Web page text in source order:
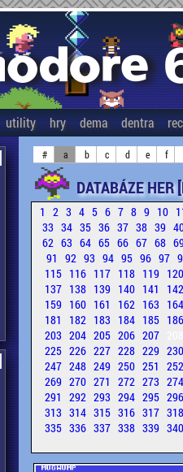
utility hry dema dentra
# a b c d e f
DATABÁZE
1 2 3 4 5 6 7 8 9 10
33 34 35 36 37 38 39
62 63 64 65 66 67 68
91 92 93 94 95 96 97
115 116 117 118 119
137 138 139 140 141
159 160 161 162 163
181
182 183 184 185
203 204 205 206 207
225 226 227 228 229
247 248 249 250 251
269 270 271 272 273
291 292 293 294 295
313 314 315 316 317
335 336 337 338 339